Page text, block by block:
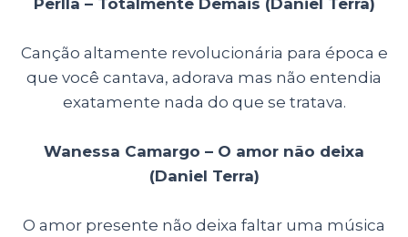
Canção altamente revolucionária para época e
que você cantava, adorava mas não entendia
exatamente nada do que se tratava.
Wanessa Camargo – O amor não deixa
(Daniel Terra)
O amor presente não deixa faltar uma música